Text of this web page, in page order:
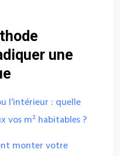
une
l’intérieur : quelle
vos m² habitables ?
monter votre